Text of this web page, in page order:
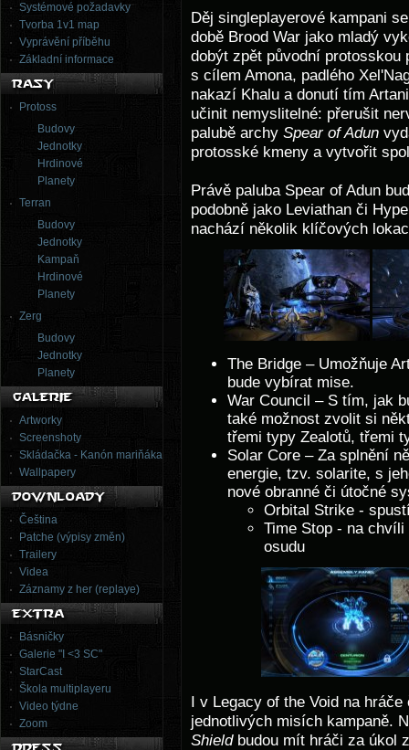
Systémové požadavky
Tvorba 1v1 map
Vyprávění příběhu
Základní informace
Protoss
Budovy
Jednotky
Hrdinové
Planety
Terran
Budovy
Jednotky
Kampaň
Hrdinové
Planety
Zerg
Budovy
Jednotky
Planety
Artworky
Screenshoty
Skládačka - Kanón mariňáka
Wallpapery
Čeština
Patche (výpisy změn)
Trailery
Videa
Záznamy z her (replaye)
Básničky
Galerie "I <3 SC"
StarCast
Škola multiplayeru
Video týdne
Zoom
Děj singleplayerové kampani
době Brood War jako mladý
dobýt zpět původní protosskou
s cílem Amona, padlého
nakazí Khalu a donutí tím
učinit nemyslitelné: přerušit
palubě archy Spear of Adun
protosské kmeny a vytvořit
Právě paluba Spear of Adun
podobně jako Leviathan či
nachází několik klíčových
The Bridge – Umožňuje
bude vybírat mise.
War Council – S tím, jak
také možnost zvolit si
třemi typy Zealotů, třemi
Solar Core – Za splnění
energie, tzv. solarite, s
nové obranné či útočné
Orbital Strike -
Time Stop - na
osudu
I v Legacy of the Void na
jednotlivých misích kampaně.
Shieldbudou mít hráči za úkol